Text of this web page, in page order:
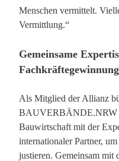
Menschen vermittelt.
Vermittlung.“
Gemeinsame
Fachkräftegewinnung
Als Mitglied der Allianz
BAUVERBÄNDE.NRW
Bauwirtschaft mit der
internationaler Partner,
justieren. Gemeinsam mit